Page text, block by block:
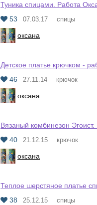
Туника спицами. Работа
53
07.03.17 спицы
оксана
Детское платье крючком -
46
27.11.14 крючок
оксана
Вязаный комбинезон
40
21.12.15 крючок
оксана
Теплое шерстяное платье
38
25.12.15 спицы